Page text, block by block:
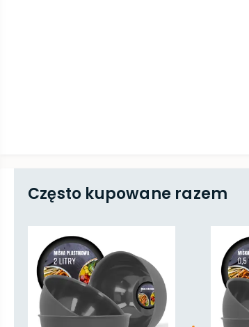
Często kupowane razem